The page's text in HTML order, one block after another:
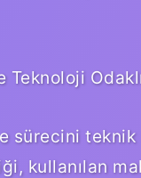
Teknoloji
sürecini
kullanılan